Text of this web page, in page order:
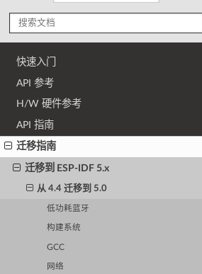
快速入门
API 参考
H/W 硬件参考
API 指南
迁移指南
迁移到 ESP-IDF 5.x
从 4.4 迁移到 5.0
低功耗蓝牙
构建系统
GCC
网络